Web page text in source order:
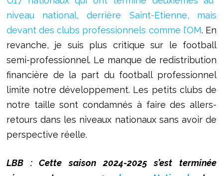
niveau national, derrière Saint-Etienne, mais
devant des clubs professionnels comme l’OM. En
revanche, je suis plus critique sur le football
semi-professionnel. Le manque de redistribution
financière de la part du football professionnel
limite notre développement. Les petits clubs de
notre taille sont condamnés à faire des allers-
retours dans les niveaux nationaux sans avoir de
perspective réelle.
LBB : Cette saison 2024-2025 s’est terminée